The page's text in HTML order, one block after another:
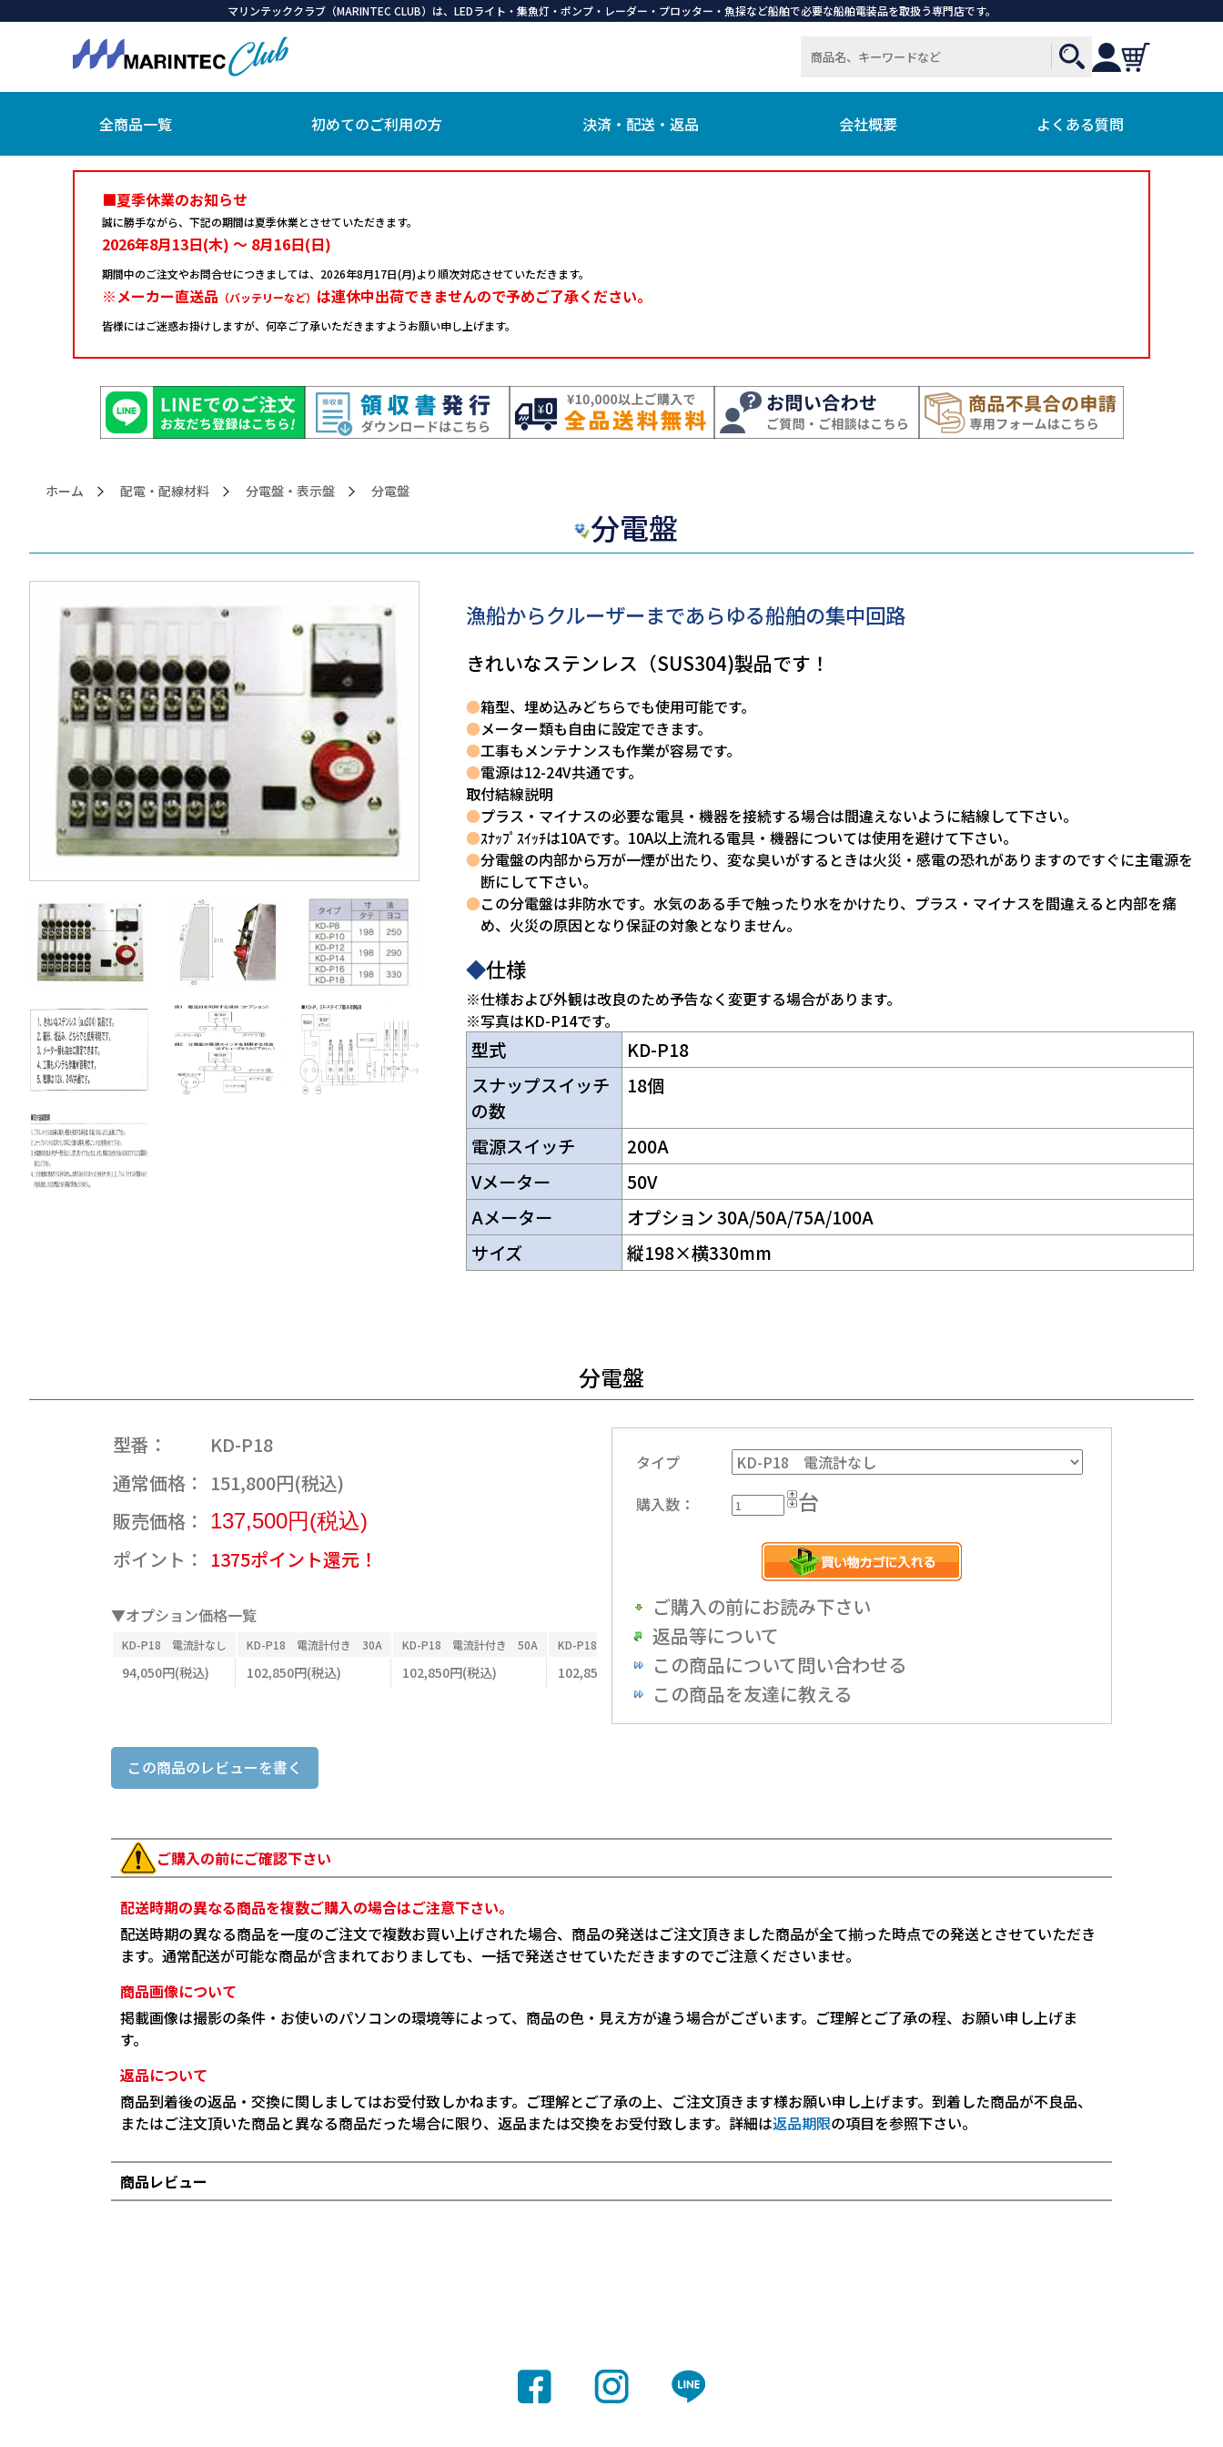
マリンテッククラブ（MARINTEC CLUB）は、LEDライト・集魚灯・ポンプ・レーダー・プロッター・魚探など船舶で必要な船舶電装品を取扱う専門店です。
全商品一覧 初めてのご利用の方 決済・配送・返品 会社概要 よくある質問
■夏季休業のお知らせ
誠に勝手ながら、下記の期間は夏季休業とさせていただきます。
2026年8月13日(木) ～ 8月16日(日)
期間中のご注文やお問合せにつきましては、 2026年8月17日(月)より順次対応させていただきます。
※メーカー直送品 （バッテリーなど） は連休中出荷できませんので予めご了承ください。
皆様にはご迷惑お掛けしますが、何卒ご了承いただきますようお願い申し上げます。
ホーム 配電・配線材料 分電盤・表示盤 >分電盤
分電盤
漁船からクルーザーまであらゆる船舶の集中回路
きれいなステンレス（SUS304)製品です！
●箱型、埋め込みどちらでも使用可能です。
●メーター類も自由に設定できます。
●工事もメンテナンスも作業が容易です。
●電源は12-24V共通です。
取付結線説明
●プラス・マイナスの必要な電具・機器を接続する場合は間違えないように結線して下さい。
●ｽﾅｯﾌﾟｽｲｯﾁは10Aです。10A以上流れる電具・機器については使用を避けて下さい。
●分電盤の内部から万が一煙が出たり、変な臭いがするときは火災・感電の恐れがありますのですぐに主電源を
断にして下さい。
●この分電盤は非防水です。水気のある手で触ったり水をかけたり、プラス・マイナスを間違えると内部を痛
め、火災の原因となり保証の対象となりません。
◆仕様
※仕様および外観は改良のため予告なく変更する場合があります。
※写真はKD-P14です。
型式
KD-P18
スナップスイッチ
の数
18個
電源スイッチ
200A
Vメーター
50V
Aメーター
オプション 30A/50A/75A/100A
サイズ
縦198×横330mm
分電盤
型番：
KD-P18
通常価格： 151,800円(税込)
販売価格： 137,500円(税込)
ポイント： 1375ポイント還元！
▼オプション価格一覧
KD-P18 電流計なし KD-P18 電流計付き 30A KD-P18 電流計付き 50A KD-P18 電流計付き 75A KD-P18 電流計付き 100A
94,050円(税込) 102,850円(税込) 102,850円(税込) 102,850円(税込) 102,850円(税込)
この商品のレビューを書く
タイプ
購入数：
台
ご購入の前にお読み下さい
返品等について
この商品について問い合わせる
この商品を友達に教える
ご購入の前にご確認下さい
配送時期の異なる商品を複数ご購入の場合はご注意下さい。
配送時期の異なる商品を一度のご注文で複数お買い上げされた場合、商品の発送はご注文頂きました商品が全て揃った時点での発送とさせていただき
ます。通常配送が可能な商品が含まれておりましても、一括で発送させていただきますのでご注意くださいませ。
商品画像について
掲載画像は撮影の条件・お使いのパソコンの環境等によって、商品の色・見え方が違う場合がございます。ご理解とご了承の程、お願い申し上げま
す。
返品について
商品到着後の返品・交換に関しましてはお受付致しかねます。ご理解とご了承の上、ご注文頂きます様お願い申し上げます。到着した商品が不良品、
またはご注文頂いた商品と異なる商品だった場合に限り、返品または交換をお受付致します。詳細は返品期限の項目を参照下さい。
商品レビュー